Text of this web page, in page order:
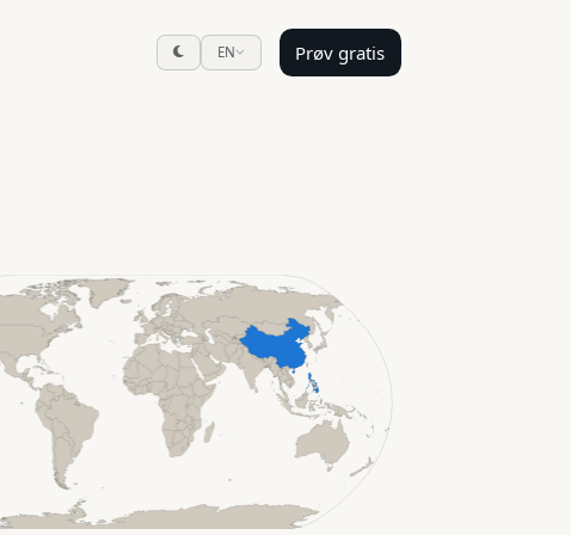
EN Prøv gratis